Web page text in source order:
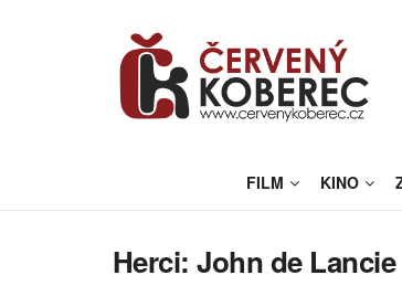
FILM KINO
Herci:John de Lancie